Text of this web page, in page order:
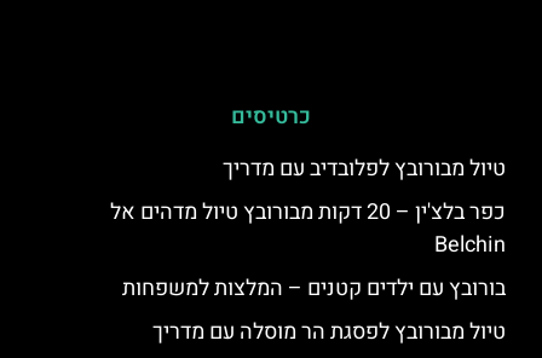
כרטיסים
טיול מבורובץ לפלובדיב עם מדריך
כפר בלצ'ין – 20 דקות מבורובץ טיול מדהים אל
Belchin
בורובץ עם ילדים קטנים – המלצות למשפחות
טיול מבורובץ לפסגת הר מוסלה עם מדריך